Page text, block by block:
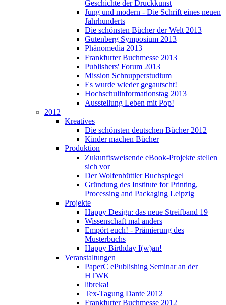
Geschichte der Druckkunst
Jung und modern - Die Schrift eines neuen
Jahrhunderts
Die schönsten Bücher der Welt 2013
Gutenberg Symposium 2013
Phänomedia 2013
Frankfurter Buchmesse 2013
Publishers' Forum 2013
Mission Schnupperstudium
Es wurde wieder gegautscht!
Hochschulinformationstag 2013
Ausstellung Leben mit Pop!
2012
Kreatives
Die schönsten deutschen Bücher 2012
Kinder machen Bücher
Produktion
Zukunftsweisende eBook-Projekte stellen
sich vor
Der Wolfenbüttler Buchspiegel
Gründung des Institute for Printing,
Processing and Packaging Leipzig
Projekte
Happy Design: das neue Streifband 19
Wissenschaft mal anders
Empört euch! - Prämierung des
Musterbuchs
Happy Birthday I(w)an!
Veranstaltungen
PaperC ePublishing Seminar an der
HTWK
libreka!
Tex-Tagung Dante 2012
Frankfurter Buchmesse 2012